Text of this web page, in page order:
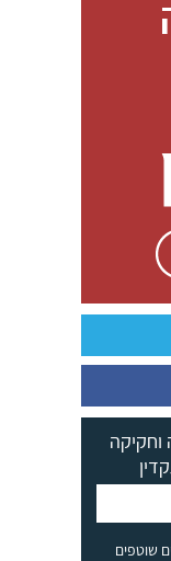
שוטפים